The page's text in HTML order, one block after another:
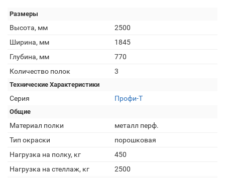
Размеры
Высота, мм
2500
Ширина, мм
1845
Глубина, мм
770
Количество полок
3
Технические Характеристики
Серия Профи-Т
Общие
Материал полки
металл перф.
Тип окраски
порошковая
Нагрузка на полку, кг
450
Нагрузка на стеллаж, кг
2500